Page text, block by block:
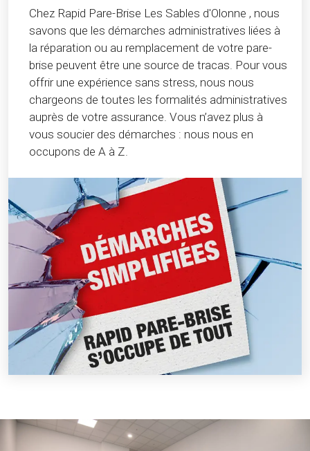
Chez Rapid Pare-Brise Les Sables d'Olonne , nous
savons que les démarches administratives liées à
la réparation ou au remplacement de votre pare-
brise peuvent être une source de tracas. Pour vous
offrir une expérience sans stress, nous nous
chargeons de toutes les formalités administratives
auprès de votre assurance. Vous n’avez plus à
vous soucier des démarches : nous nous en
occupons de A à Z.